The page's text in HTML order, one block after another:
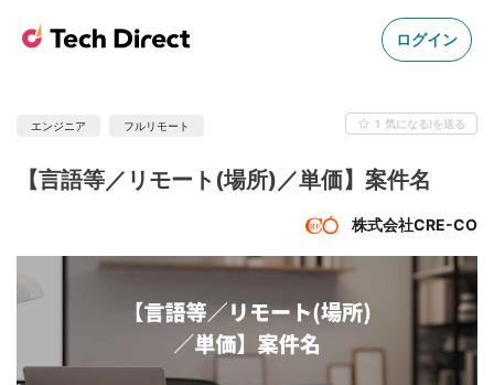
ログイン
エンジニア フルリモート 1 気になる!を送る
【言語等／リモート(場所)／単価】案件名
株式会社CRE-CO